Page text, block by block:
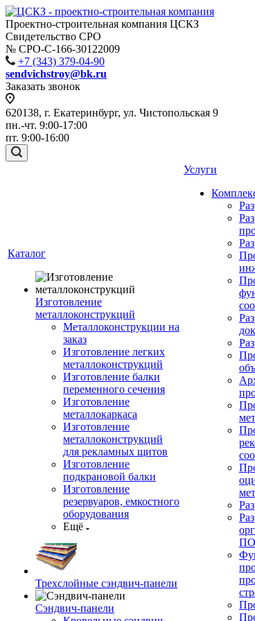
Проектно-строительная компания ЦСКЗ
Свидетельство СРО
№ СРО-С-166-30122009
+7 (343) 379-04-90
sendvichstroy@bk.ru
Заказать звонок
620138, г. Екатеринбург, ул. Чистопольская 9
пн.-чт. 9:00-17:00
пт. 9:00-16:00
Каталог
Изготовление
металлоконструкций
Металлоконструкции на
заказ
Изготовление легких
металлоконструкций
Изготовление балки
переменного сечения
Изготовление
металлокаркаса
Изготовление
металлоконструкций
для рекламных щитов
Изготовление
подкрановой балки
Изготовление
резервуаров, емкостного
оборудования
Ещё
Трехслойные сэндвич-панели
Сэндвич-панели
Услуги